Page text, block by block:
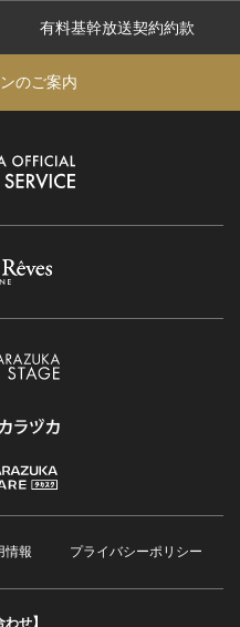
有料基幹放送契約約款
のご案内
情報 プライバシーポリシー
わせ】